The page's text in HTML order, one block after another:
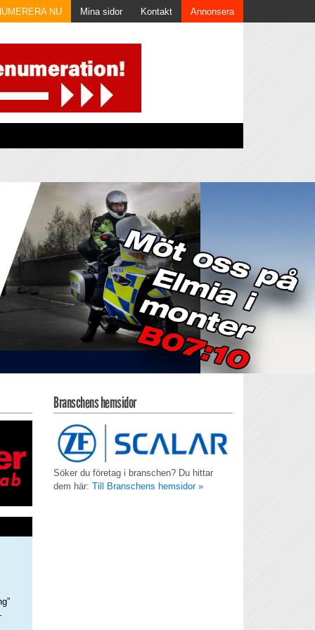
NU Mina sidor Kontakt Annonsera
Branschens hemsidor
Söker du företag i branschen? Du hittar
dem här: Till Branschens hemsidor »